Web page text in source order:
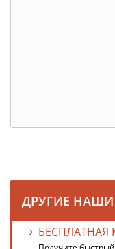
ДРУГИЕ НАШИ
БЕСПЛАТНАЯ